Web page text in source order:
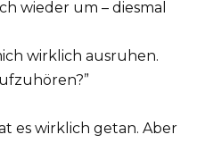
wieder um – diesmal
wirklich ausruhen.
es wirklich getan. Aber